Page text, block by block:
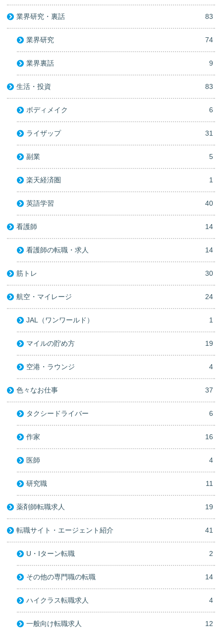
業界研究・裏話 83
業界研究 74
業界裏話 9
生活・投資 83
ボディメイク 6
ライザップ 31
副業 5
楽天経済圏 1
英語学習 40
看護師 14
看護師の転職・求人 14
筋トレ 30
航空・マイレージ 24
JAL（ワンワールド） 1
マイルの貯め方 19
空港・ラウンジ 4
色々なお仕事 37
タクシードライバー 6
作家 16
医師 4
研究職 11
薬剤師転職求人 19
転職サイト・エージェント紹介 41
U・Iターン転職 2
その他の専門職の転職 14
ハイクラス転職求人 4
一般向け転職求人 12